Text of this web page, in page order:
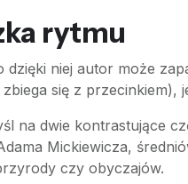
rytmu
niej autor może
się z przecinkiem),
na dwie kontrastujące
Mickiewicza,
czy obyczajów.